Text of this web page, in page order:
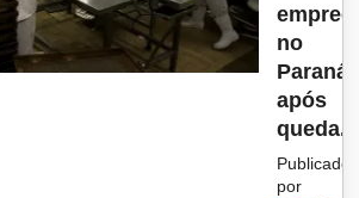
no
Paraná
após
queda...
Publicado
por